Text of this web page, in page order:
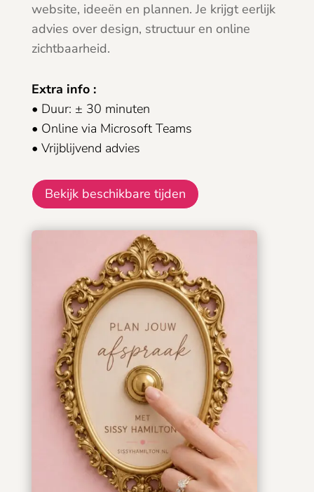
website, ideeën en plannen. Je krijgt eerlijk
advies over design, structuur en online
zichtbaarheid.
Extra info :
• Duur: ± 30 minuten
• Online via Microsoft Teams
• Vrijblijvend advies
Bekijk beschikbare tijden